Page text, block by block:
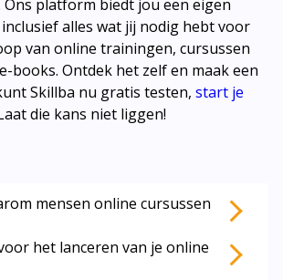
Ons platform biedt jou een eigen
alles wat jij nodig hebt voor
van online trainingen, cursussen
books. Ontdek het zelf en maak een
Skillba nu gratis testen, start je
die kans niet liggen!
mensen online cursussen
het lanceren van je online